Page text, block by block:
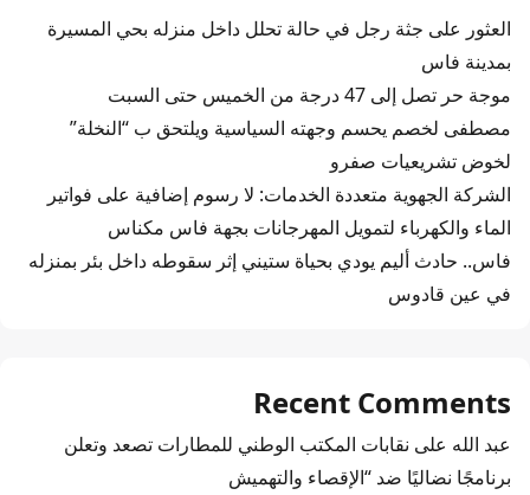
العثور على جثة رجل في حالة تحلل داخل منزله بحي المسيرة
بمدينة فاس
موجة حر تصل إلى 47 درجة من الخميس حتى السبت
مصطفى لخصم يحسم وجهته السياسية ويلتحق ب “النخلة”
لخوض تشريعيات صفرو
الشركة الجهوية متعددة الخدمات: لا رسوم إضافية على فواتير
الماء والكهرباء لتمويل المهرجانات بجهة فاس مكناس
فاس.. حادث أليم يودي بحياة ستيني إثر سقوطه داخل بئر بمنزله
في عين قادوس
Recent Comments
عبد الله على نقابات المكتب الوطني للمطارات تصعد وتعلن
برنامجًا نضاليًا ضد “الإقصاء والتهميش